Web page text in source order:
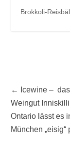
Brokkoli-
←
Icewine – das
Weingut
Ontario lässt es
München „eisig“